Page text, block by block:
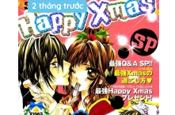
2 tháng trước